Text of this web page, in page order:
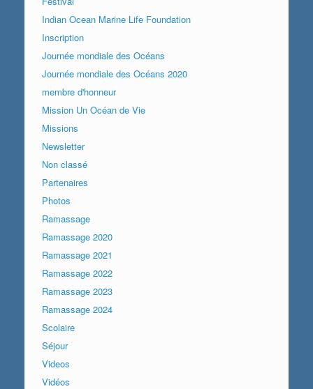
Indian Ocean Marine Life Foundation
Inscription
Journée mondiale des Océans
Journée mondiale des Océans 2020
membre d'honneur
Mission Un Océan de Vie
Missions
Newsletter
Non classé
Partenaires
Photos
Ramassage
Ramassage 2020
Ramassage 2021
Ramassage 2022
Ramassage 2023
Ramassage 2024
Scolaire
Séjour
Videos
Vidéos